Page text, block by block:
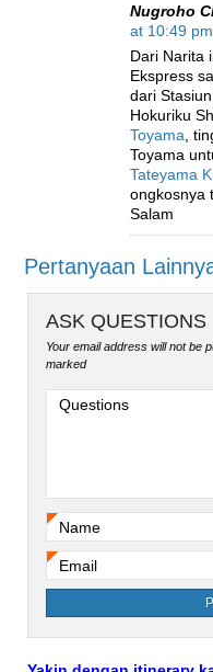
Nugroho
at 10:49 pm
Dari Narita
Ekspress
dari
Hokuriku
Toyama ,
Toyama
Tateyama
ongkosnya
Salam
Pertanyaan
ASK QUESTIONS
Your email address will not be
marked
Questions
Name
Email